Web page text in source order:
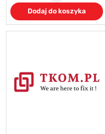
Dodaj do koszyka